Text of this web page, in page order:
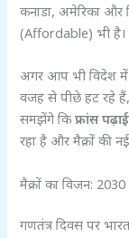
कनाडा, अमेरिका और
(Affordable) भी है।
अगर आप भी विदेश
वजह से पीछे हट रहे
समझेंगे किफ्रांस पढ़ाई
रहा है और मैक्रों की
मैक्रों का विजन:
गणतंत्र दिवस पर